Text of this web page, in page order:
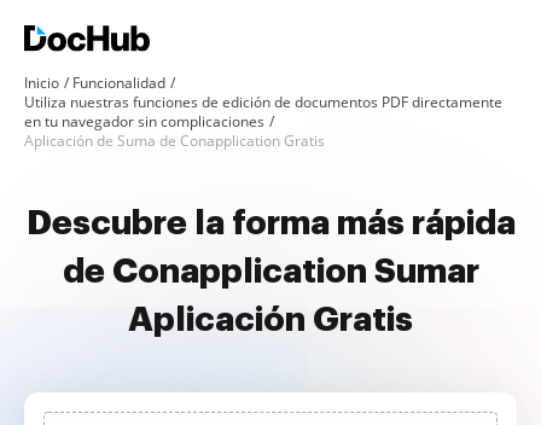
Inicio
Funcionalidad
Utiliza nuestras funciones de edición de documentos PDF directamente
en tu navegador sin complicaciones
Aplicación de Suma de Conapplication Gratis
Descubre la forma más rápida
de Conapplication Sumar
Aplicación Gratis